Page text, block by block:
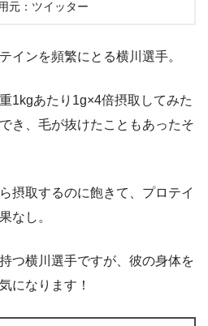
元：ツイッター
インを頻繁にとる横川選手。
1kgあたり1g×4倍摂取してみた
き、毛が抜けたこともあったそ
摂取するのに飽きて、プロテイ
なし。
つ横川選手ですが、彼の身体を
になります！